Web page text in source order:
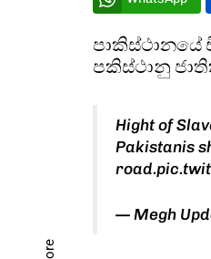
පාකිස්ථානයේ
පකිස්ථානු
Hight of
Pakistanis
road.
— Megh